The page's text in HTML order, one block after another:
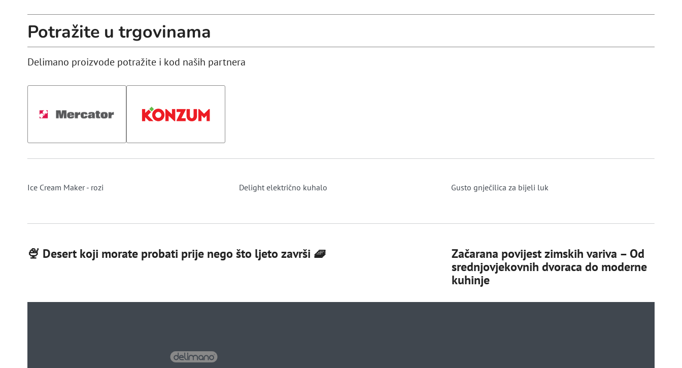
Potražite u trgovinama
Delimano proizvode potražite i kod naših partnera
Ice Cream Maker - rozi Delight električno kuhalo Gusto gnječilica za bijeli luk
🍨 Desert koji morate probati prije nego što ljeto završi 🧇
Začarana povijest zimskih variva – Od
srednjovjekovnih dvoraca do moderne
kuhinje